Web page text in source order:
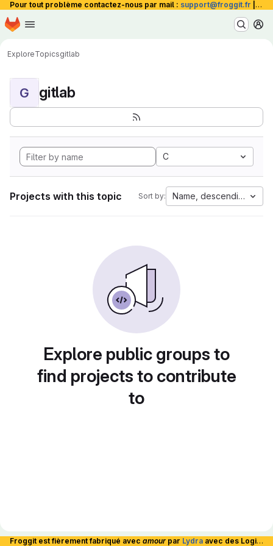
Pour tout problème contactez-nous par mail : support@froggit.fr La
Skip to main content
Homepage
ExploreTopicsgitlab
G gitlab
C
Projects with this topic Sort by: Name, descending
Explore public groups to
find projects to contribute
to
Froggit est fièrement fabriqué avec amour par Lydra avec des Logiciels Libres et hébergé en